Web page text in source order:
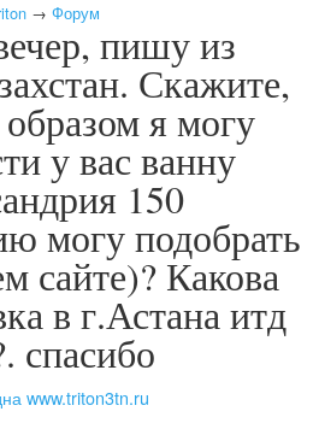
→ Форум
пишу из
Скажите,
я могу
у вас ванну
150
могу подобрать
сайте)? Какова
в г.Астана итд
спасибо
на www.triton3tn.ru